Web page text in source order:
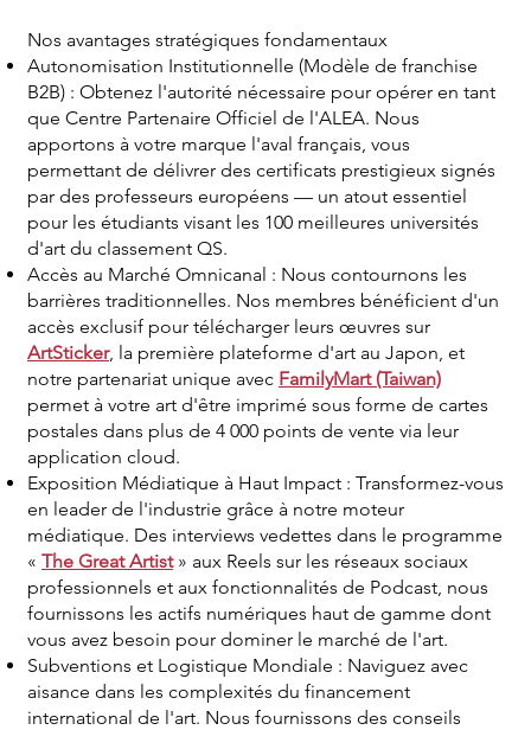
Nos avantages stratégiques fondamentaux
Autonomisation Institutionnelle (Modèle de franchise
B2B) : Obtenez l'autorité nécessaire pour opérer en tant
que Centre Partenaire Officiel de l'ALEA. Nous
apportons à votre marque l'aval français, vous
permettant de délivrer des certificats prestigieux signés
par des professeurs européens — un atout essentiel
pour les étudiants visant les 100 meilleures universités
d'art du classement QS.
Accès au Marché Omnicanal : Nous contournons les
barrières traditionnelles. Nos membres bénéficient d'un
accès exclusif pour télécharger leurs œuvres sur
ArtSticker, la première plateforme d'art au Japon, et
notre partenariat unique avec FamilyMart (Taiwan)
permet à votre art d'être imprimé sous forme de cartes
postales dans plus de 4 000 points de vente via leur
application cloud.
Exposition Médiatique à Haut Impact : Transformez-vous
en leader de l'industrie grâce à notre moteur
médiatique. Des interviews vedettes dans le programme
« The Great Artist» aux Reels sur les réseaux sociaux
professionnels et aux fonctionnalités de Podcast, nous
fournissons les actifs numériques haut de gamme dont
vous avez besoin pour dominer le marché de l'art.
Subventions et Logistique Mondiale : Naviguez avec
aisance dans les complexités du financement
international de l'art. Nous fournissons des conseils